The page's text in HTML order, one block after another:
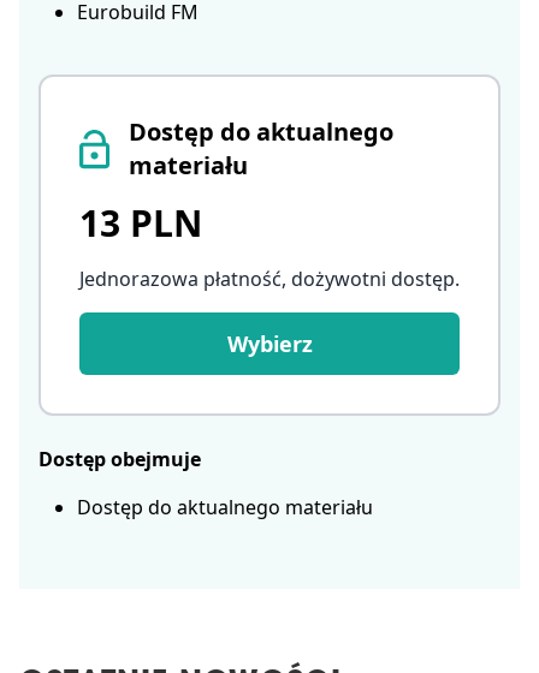
Dostęp do aktualnego
materiału
13 PLN
Jednorazowa płatność, dożywotni dostęp.
Wybierz
Dostęp obejmuje
Dostęp do aktualnego materiału
Eurobuild FM